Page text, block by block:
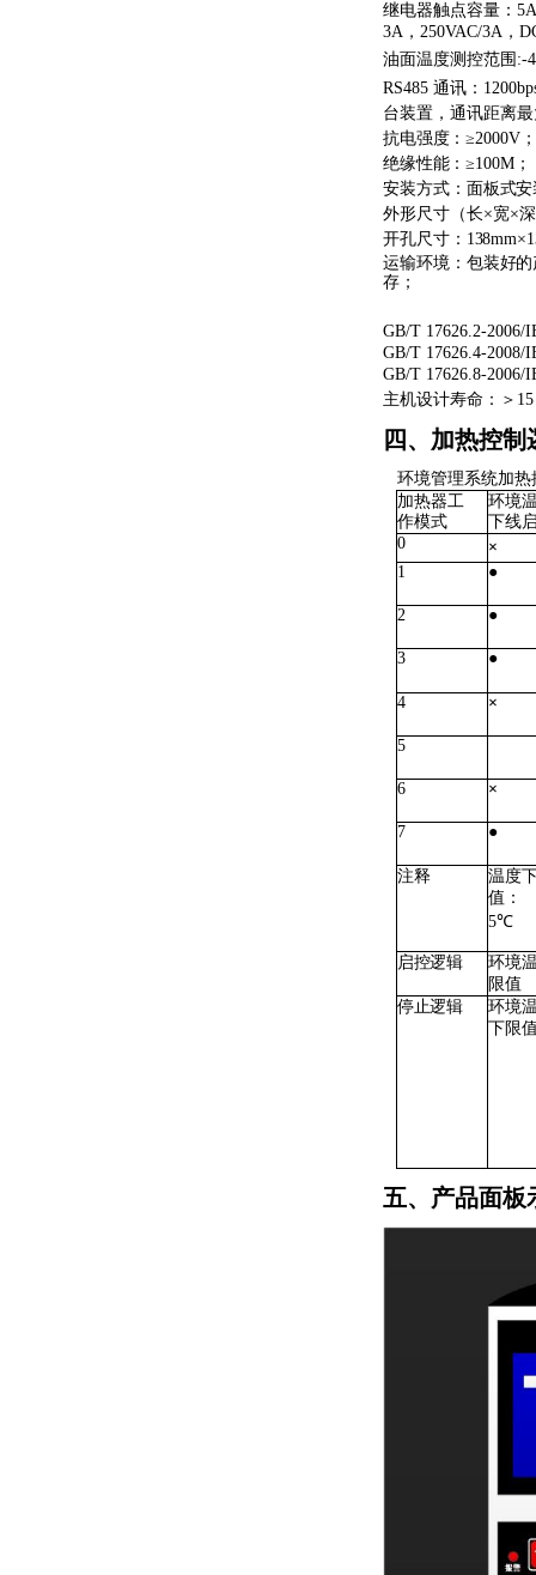
继电器触点容量： 5A
3A ， 250VAC/3A ，
油面温度测控范围 :-
RS485 通讯：
台装置，通讯距离
抗电强度：≥2000V；
绝缘性能：≥100M；
安装方式：面板式
外形尺寸（长×宽×深
开孔尺寸：
运输环境：包装好
存；
GB/T 17626.2-2006/
GB/T 17626.4-2008/
GB/T 17626.8-2006/
主机设计寿命：＞ 15
四、加热控制
环境管理系统加热
加热器工
作模式
环境
下线
0
×
1
●
2 ●
3 ●
4 ×
5
6 ×
7 ●
注释
温度
值：
5℃
启控逻辑
环境
限值
停止逻辑
环境
下限
五、产品面板